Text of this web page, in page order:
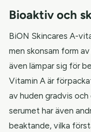
Bioaktiv och
BiON Skincares A-
men skonsam form
även lämpar sig för
Vitamin A är
av huden gradvis
serumet har även
beaktande, vilka